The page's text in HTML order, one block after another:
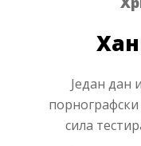
Један дан
сила